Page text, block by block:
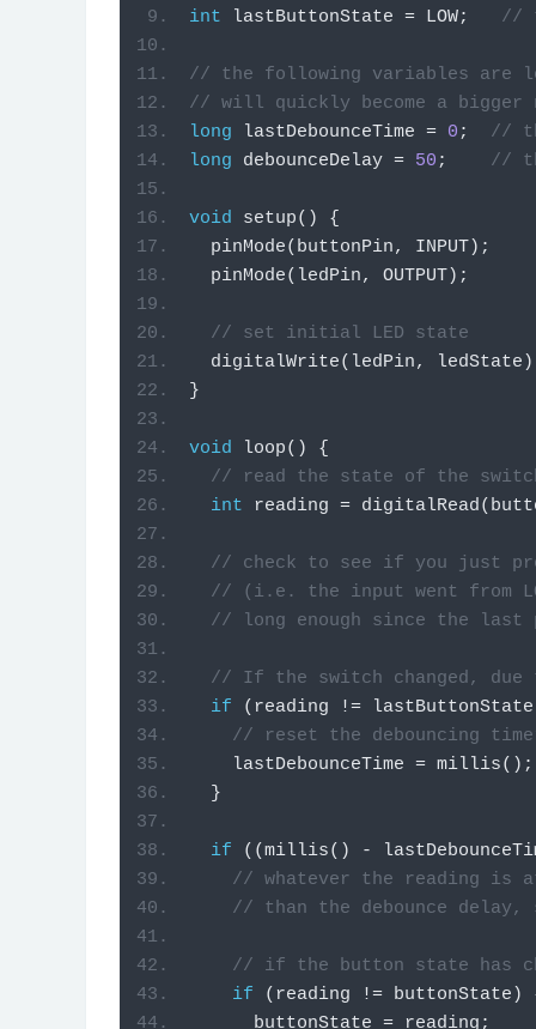
int lastButtonState = LOW; //
// the following variables are
// will quickly become a bigger
long lastDebounceTime = 0 ;
//
long debounceDelay = 50 ; //
void setup()
{
  pinMode
( buttonPin, INPUT);
  pinMode
( ledPin, OUTPUT);
// set initial LED state
  digitalWrite
( ledPin, ledState
}
void loop()
{
// read the state of the
int reading = digitalRead(
// check to see if you just
// (i.e. the input went from
// long enough since the last
// If the switch changed, due
if
( reading != lastButtonState
// reset the debouncing
    lastDebounceTime
= millis();
}
if ((millis() -
// whatever the reading is
// than the debounce
// if the button state has
if
( reading != buttonState )
      buttonState
= reading ;